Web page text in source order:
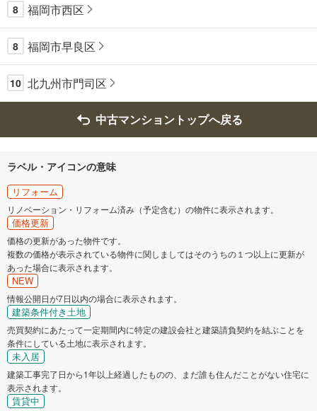
8 福岡市西区
8 福岡市早良区
10 北九州市門司区
中古マンショントップへ戻る
ラベル・アイコンの意味
リフォーム
リノベーション・リフォーム済み（予定含む）の物件に表示されます。
価格更新
価格の更新があった物件です。
複数の価格が表示されている物件に関しましてはそのうちの１つ以上に更新が
あった場合に表示されます。
NEW
情報公開日が7日以内の場合に表示されます。
建築条件付き土地
売買契約にあたって一定期間内に特定の建設会社と建築請負契約を結ぶことを
条件にしている土地に表示されます。
未入居
建築工事完了日から1年以上経過したものの、まだ誰も住んだことがない住宅に
表示されます。
賃貸中